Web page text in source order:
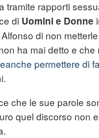
tramite rapporti
di Uomini e Donne
di non
ha mai detto e che
permettere di
che le sue parole
quel discorso non